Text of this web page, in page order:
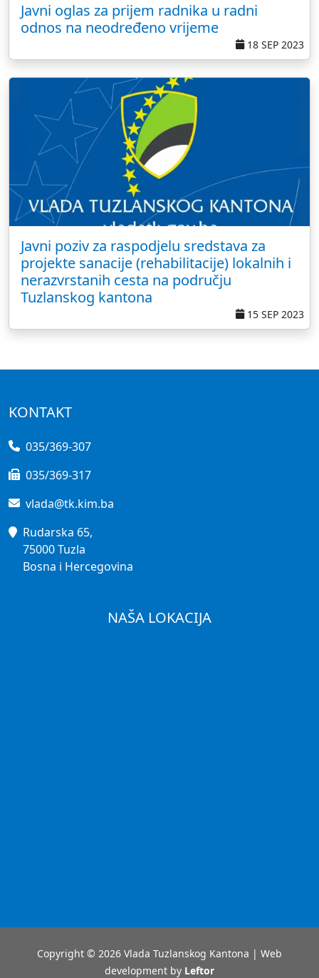
Javni oglas za prijem radnika u radni
odnos na neodređeno vrijeme
18 SEP 2023
Javni poziv za raspodjelu sredstava za
projekte sanacije (rehabilitacije) lokalnih i
nerazvrstanih cesta na području
Tuzlanskog kantona
15 SEP 2023
KONTAKT
035/369-307
035/369-317
vlada@tk.kim.ba
Rudarska 65,
75000 Tuzla
Bosna i Hercegovina
NAŠA LOKACIJA
Copyright © 2026 Vlada Tuzlanskog Kantona | Web
development by Leftor